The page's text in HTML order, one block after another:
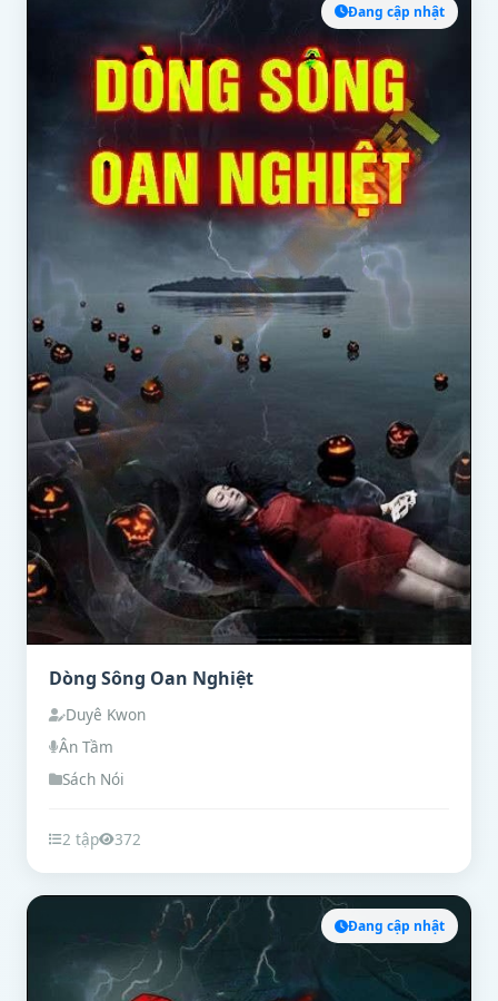
Đang cập nhật
Dòng Sông Oan Nghiệt
Duyê Kwon
Ân Tầm
Sách Nói
2 tập 372
Đang cập nhật